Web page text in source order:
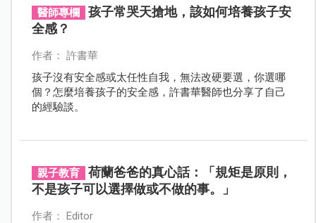
醫師專欄
孩子常哭天搶地，該如何培養孩子安
全感？
作者： 許書華
孩子沒有安全感或太任性自我，無法改硬要選，你選哪
個？怎麼培養孩子的安全感，許書華醫師也分享了自己
的經驗談。
親子教育
荷蘭爸爸的真心話：「規矩是原則，
不是孩子可以選擇做或不做的事。」
作者： Editor